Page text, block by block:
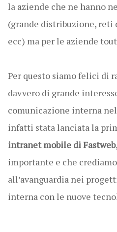
la aziende che ne hanno
(grande distribuzione,
ecc) ma per le aziende
Per questo siamo felici di
davvero di grande
comunicazione interna
infatti stata lanciata la
intranet mobile di Fastweb
importante e che
all’avanguardia nei
interna con le nuove